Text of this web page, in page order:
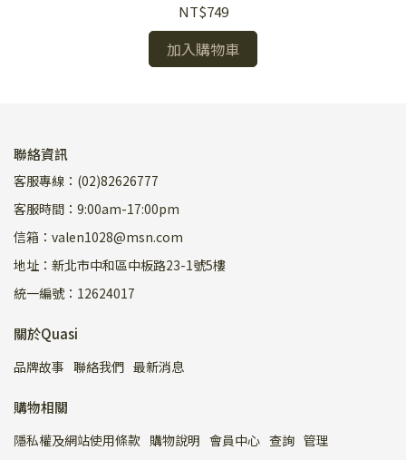
NT$749
加入購物車
聯絡資訊
客服專線：(02)82626777
客服時間：9:00am-17:00pm
信箱：valen1028@msn.com
地址：新北市中和區中板路23-1號5樓
統一編號：12624017
關於Quasi
品牌故事 聯絡我們 最新消息
購物相關
隱私權及網站使用條款 購物說明 會員中心 查詢 管理